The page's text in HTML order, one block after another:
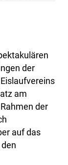
der
am
der
auf das